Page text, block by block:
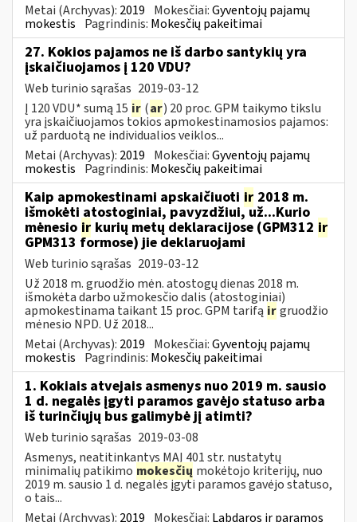
Metai (Archyvas): 2019 Mokesčiai:Gyventojų pajamų
mokestis Pagrindinis: Mokesčių pakeitimai
27. Kokios pajamos ne iš darbo santykių yra
įskaičiuojamos į 120 VDU?
Web turinio sąrašas 2019-03-12
Į 120 VDU* sumą 15 ir (ar) 20 proc. GPM taikymo tikslu
yra įskaičiuojamos tokios apmokestinamosios pajamos:
už parduotą ne individualios veiklos...
Metai (Archyvas): 2019 Mokesčiai:Gyventojų pajamų
mokestis Pagrindinis: Mokesčių pakeitimai
Kaip apmokestinami apskaičiuoti ir 2018 m.
išmokėti atostoginiai, pavyzdžiui, už...Kurio
mėnesio ir kurių metų deklaracijose (GPM312 ir
GPM313 formose) jie deklaruojami
Web turinio sąrašas 2019-03-12
Už 2018 m. gruodžio mėn. atostogų dienas 2018 m.
išmokėta darbo užmokesčio dalis (atostoginiai)
apmokestinama taikant 15 proc. GPM tarifą irgruodžio
mėnesio NPD. Už 2018...
Metai (Archyvas): 2019 Mokesčiai:Gyventojų pajamų
mokestis Pagrindinis: Mokesčių pakeitimai
1. Kokiais atvejais asmenys nuo 2019 m. sausio
1 d. negalės įgyti paramos gavėjo statuso arba
iš turinčiųjų bus galimybė jį atimti?
Web turinio sąrašas 2019-03-08
Asmenys, neatitinkantys MAĮ 401 str. nustatytų
minimalių patikimo mokesčių mokėtojo kriterijų, nuo
2019 m. sausio 1 d. negalės įgyti paramos gavėjo statuso,
o tais...
Metai (Archyvas): 2019 Mokesčiai: Labdaros ir paramos